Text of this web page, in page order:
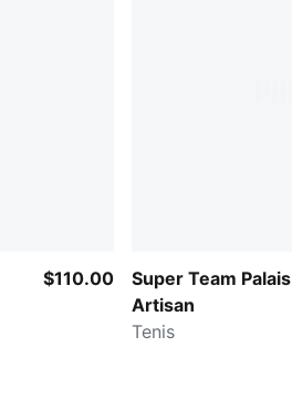
$110.00
Super Team Palais
Artisan
Tenis